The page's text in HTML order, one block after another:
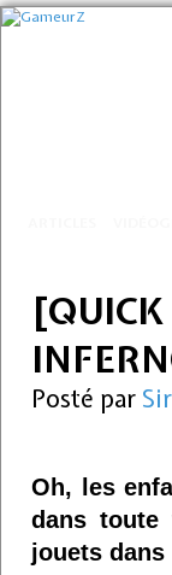
Posté par
Oh, les
dans
jouets